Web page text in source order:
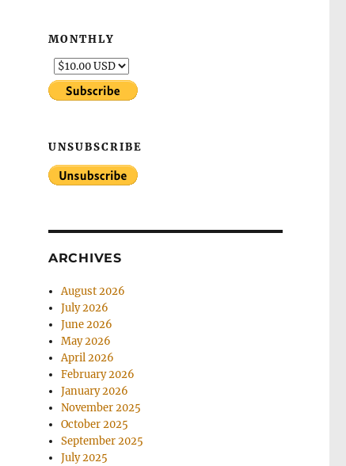
MONTHLY
UNSUBSCRIBE
ARCHIVES
August 2026
July 2026
June 2026
May 2026
April 2026
February 2026
January 2026
November 2025
October 2025
September 2025
July 2025